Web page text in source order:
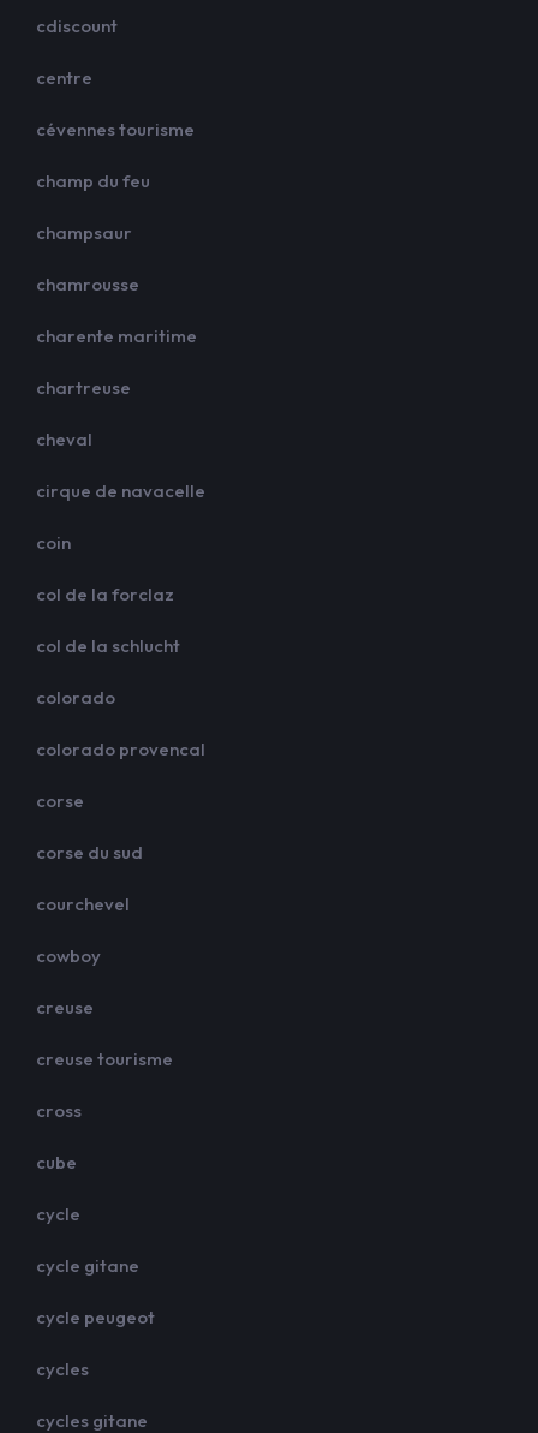
cdiscount
centre
cévennes tourisme
champ du feu
champsaur
chamrousse
charente maritime
chartreuse
cheval
cirque de navacelle
coin
col de la forclaz
col de la schlucht
colorado
colorado provencal
corse
corse du sud
courchevel
cowboy
creuse
creuse tourisme
cross
cube
cycle
cycle gitane
cycle peugeot
cycles
cycles gitane